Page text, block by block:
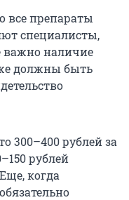
все препараты
специалисты,
важно наличие
должны быть
300–400 рублей за
рублей
когда